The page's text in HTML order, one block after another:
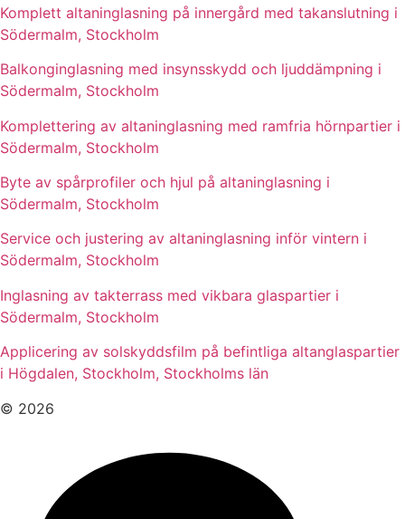
Komplett altaninglasning på innergård med takanslutning i
Södermalm, Stockholm
Balkonginglasning med insynsskydd och ljuddämpning i
Södermalm, Stockholm
Komplettering av altaninglasning med ramfria hörnpartier i
Södermalm, Stockholm
Byte av spårprofiler och hjul på altaninglasning i
Södermalm, Stockholm
Service och justering av altaninglasning inför vintern i
Södermalm, Stockholm
Inglasning av takterrass med vikbara glaspartier i
Södermalm, Stockholm
Applicering av solskyddsfilm på befintliga altanglaspartier
i Högdalen, Stockholm, Stockholms län
© 2026